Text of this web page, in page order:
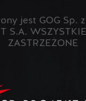
jest GOG Sp.
S.A.
ZASTRZEŻONE